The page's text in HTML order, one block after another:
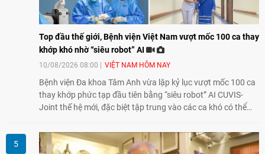
Top đầu thế giới, Bệnh viện Việt Nam vượt mốc 100 ca thay
khớp khó nhờ “siêu robot” AI
10/08/2026 08:00 VIỆT NAM HÔM NAY
Bệnh viện Đa khoa Tâm Anh vừa lập kỷ lục vượt mốc 100 ca
thay khớp phức tạp đầu tiên bằng “siêu robot” AI CUVIS-
Joint thế hệ mới, đặc biệt tập trung vào các ca khó có thể
mở ra cơ hội mới cho nhiều người bệnh đang đối mặt nguy
cơ “tàn phế”.